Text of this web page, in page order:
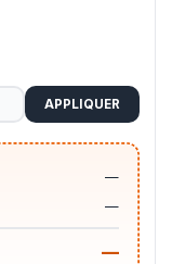
APPLIQUER
—
—
—